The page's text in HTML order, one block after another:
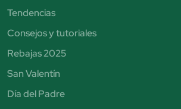
Tendencias
Consejos y tutoriales
Rebajas 2025
San Valentín
Día del Padre